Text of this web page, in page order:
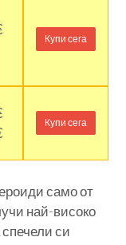
Купи сега
Купи сега
само от
най-високо
си